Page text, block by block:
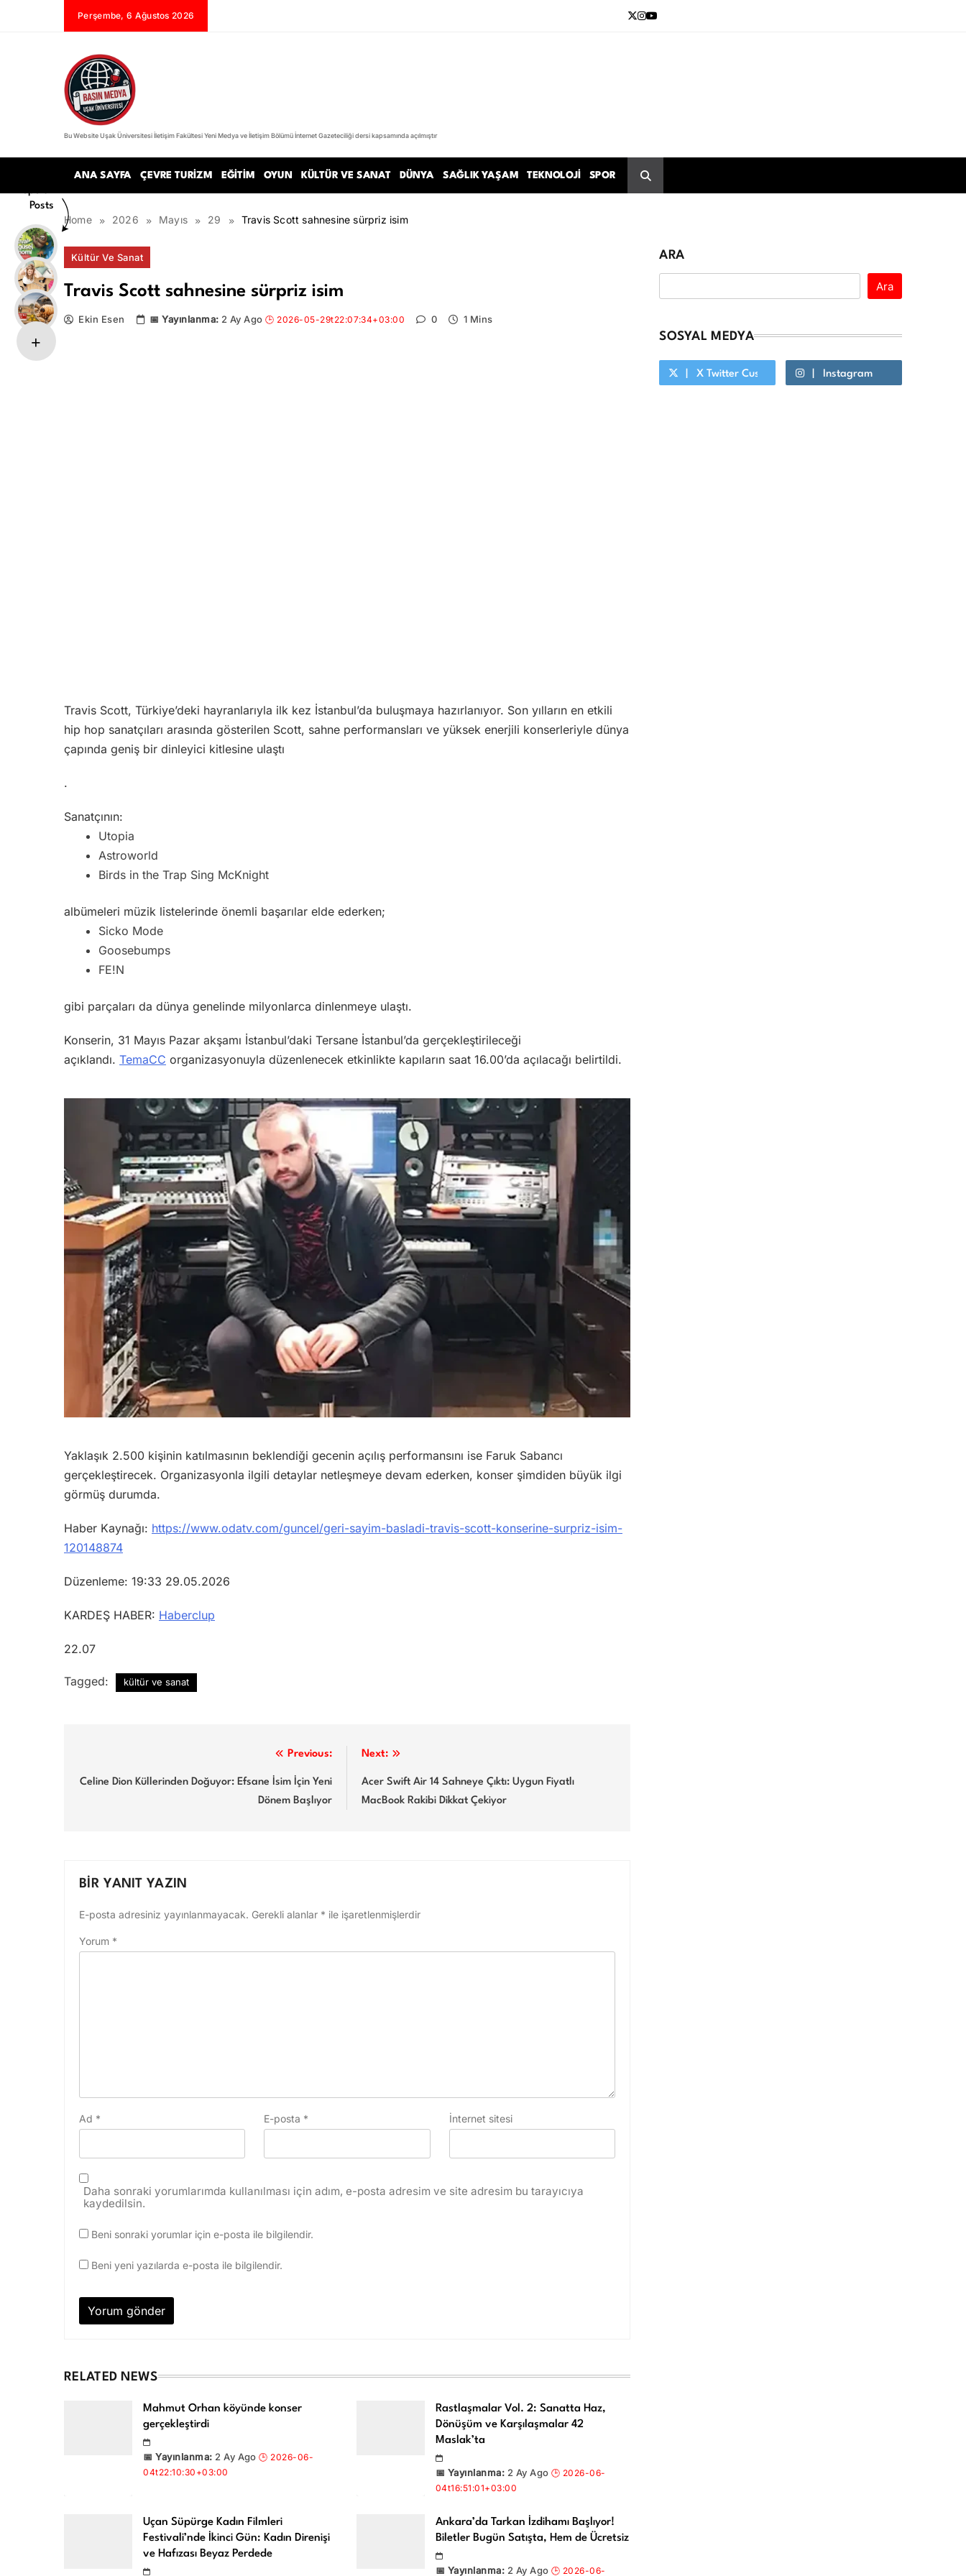
Perşembe, 6 Ağustos 2026
Basın Medya
Bu Website Uşak Üniversitesi İletişim Fakültesi Yeni Medya ve İletişim Bölümü İnternet Gazeteciliği dersi kapsamında açılmıştır
ANA SAYFA ÇEVRE TURIZM EĞITIM OYUN KÜLTÜR VE SANAT DÜNYA SAĞLIK YAŞAM TEKNOLOJI SPOR
Home 2026 Mayıs 29 Travis Scott sahnesine sürpriz isim
Popular
Posts
Kültür Ve Sanat
Travis Scott sahnesine sürpriz isim
Ekin Esen 2 Ay Ago 0 1 Mins
Travis Scott, Türkiye’deki hayranlarıyla ilk kez İstanbul’da buluşmaya hazırlanıyor. Son yılların en etkili
hip hop sanatçıları arasında gösterilen Scott, sahne performansları ve yüksek enerjili konserleriyle dünya
çapında geniş bir dinleyici kitlesine ulaştı
.
Sanatçının:
Utopia
Astroworld
Birds in the Trap Sing McKnight
albümeleri müzik listelerinde önemli başarılar elde ederken;
Sicko Mode
Goosebumps
FE!N
gibi parçaları da dünya genelinde milyonlarca dinlenmeye ulaştı.
Konserin, 31 Mayıs Pazar akşamı İstanbul’daki Tersane İstanbul’da gerçekleştirileceği
açıklandı. TemaCC organizasyonuyla düzenlenecek etkinlikte kapıların saat 16.00’da açılacağı belirtildi.
Yaklaşık 2.500 kişinin katılmasının beklendiği gecenin açılış performansını ise Faruk Sabancı
gerçekleştirecek. Organizasyonla ilgili detaylar netleşmeye devam ederken, konser şimdiden büyük ilgi
görmüş durumda.
Haber Kaynağı: https://www.odatv.com/guncel/geri-sayim-basladi-travis-scott-konserine-surpriz-isim-
120148874
Düzenleme: 19:33 29.05.2026
KARDEŞ HABER: Haberclup
22.07
Tagged: kültür ve sanat
gezinmesi
Previous:
Celine Dion Küllerinden Doğuyor: Efsane İsim İçin Yeni
Dönem Başlıyor
Next:
Acer Swift Air 14 Sahneye Çıktı: Uygun Fiyatlı
MacBook Rakibi Dikkat Çekiyor
BIR YANIT YAZIN
E-posta adresiniz yayınlanmayacak. Gerekli alanlar * ile işaretlenmişlerdir
Yorum *
Ad * E-posta * İnternet sitesi
Daha sonraki yorumlarımda kullanılması için adım, e-posta adresim ve site adresim bu tarayıcıya
kaydedilsin.
Beni sonraki yorumlar için e-posta ile bilgilendir.
Beni yeni yazılarda e-posta ile bilgilendir.
RELATED NEWS
Mahmut Orhan köyünde konser
gerçekleştirdi
2 Ay Ago
Rastlaşmalar Vol. 2: Sanatta Haz,
Dönüşüm ve Karşılaşmalar 42
Maslak’ta
2 Ay Ago
Uçan Süpürge Kadın Filmleri
Festivali’nde İkinci Gün: Kadın Direnişi
ve Hafızası Beyaz Perdede
Ankara’da Tarkan İzdihamı Başlıyor!
Biletler Bugün Satışta, Hem de Ücretsiz
2 Ay Ago
ARA
Ara
SOSYAL MEDYA
X Twitter Custom Cursor On Hover
Instagram